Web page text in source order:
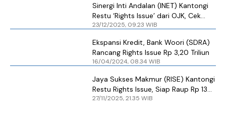
Sinergi Inti Andalan (INET) Kantongi
Restu ‘Rights Issue’ dari OJK, Cek
Jadwal Pelaksanaannya
23/12/2025, 09.23 WIB
Ekspansi Kredit, Bank Woori (SDRA)
Rancang Rights Issue Rp 3,20 Triliun
16/04/2024, 08.34 WIB
Jaya Sukses Makmur (RISE) Kantongi
Restu Rights Issue, Siap Raup Rp 133
Miliar untuk Ekspansi
27/11/2025, 21.35 WIB